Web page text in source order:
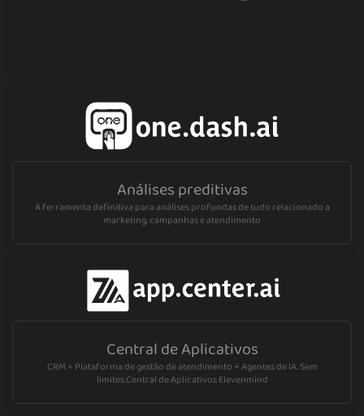
Análises preditivas
A ferramenta definitiva para análises profundas de tudo relacionado a
marketing, campanhas e atendimento
Central de Aplicativos
CRM + Plataforma de gestão de atendimento + Agentes de IA. Sem
limites.Central de Aplicativos Elevenmind